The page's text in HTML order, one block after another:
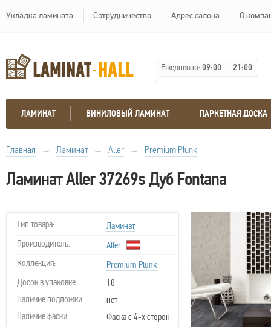
Укладка ламината Сотрудничество Адрес салона О
Ежедневно:09:00—21:00
ЛАМИНАТ ВИНИЛОВЫЙ ЛАМИНАТ ПАРКЕТНАЯ ДОСКА
Главная → Ламинат → Aller → Premium Plunk
Ламинат Aller 37269s Дуб Fontana
Тип товара:
Ламинат
Производитель:
Aller
Коллекция:
Premium Plunk
Досок в упаковке
10
Наличие подложки
нет
Наличие фаски
Фаска с 4-х сторон